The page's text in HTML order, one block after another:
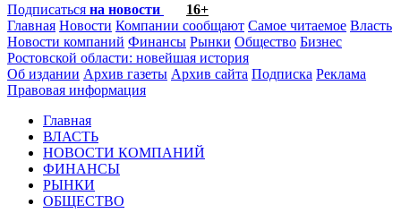
Подписаться на новости
16+
Главная Новости Компании сообщают Самое читаемое Власть
Новости компаний Финансы Рынки Общество Бизнес
Ростовской области: новейшая история
Об издании Архив газеты Архив сайта Подписка Реклама
Правовая информация
Главная
ВЛАСТЬ
НОВОСТИ КОМПАНИЙ
ФИНАНСЫ
РЫНКИ
ОБЩЕСТВО